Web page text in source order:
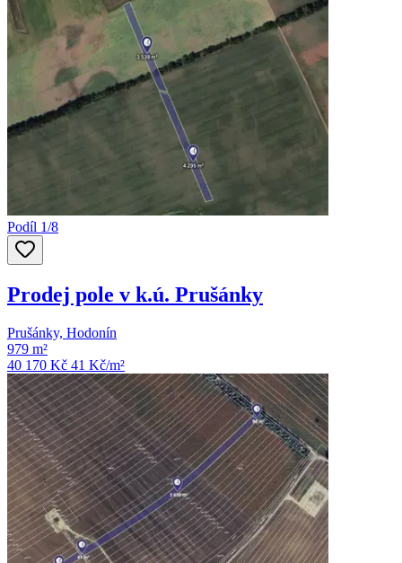
Podíl 1/8
Prodej pole v k.ú. Prušánky
Prušánky, Hodonín
979 m²
40 170 Kč 41 Kč/m²